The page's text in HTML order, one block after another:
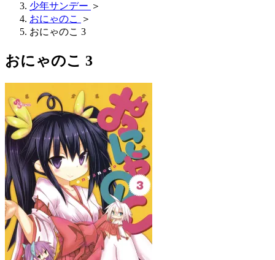
少年サンデー ＞
おにゃのこ
＞
おにゃのこ 3
おにゃのこ 3